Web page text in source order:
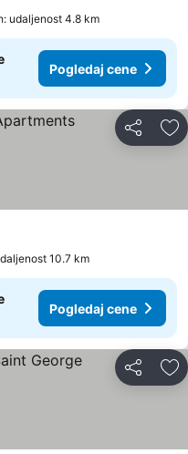
udaljenost 4.8 km
Pogledaj cene
Deli
10.7 km
Pogledaj cene
Deli